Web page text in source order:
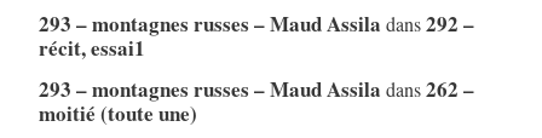
293 – montagnes russes – Maud Assila dans292 –
récit, essai1
293 – montagnes russes – Maud Assila dans262 –
moitié (toute une)